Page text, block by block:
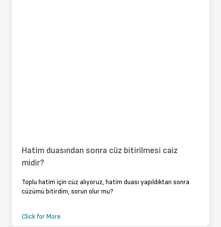
Hatim duasından sonra cüz bitirilmesi caiz
midir?
Toplu hatim için cüz alıyoruz, hatim duası yapıldıktan sonra
cüzümü bitirdim, sorun olur mu?
Click for More